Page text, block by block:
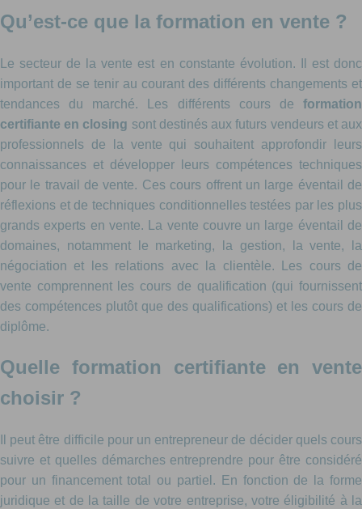
Qu’est-ce que la formation en vente ?
Le secteur de la vente est en constante évolution. Il est donc
important de se tenir au courant des différents changements et
tendances du marché. Les différents cours de formation
certifiante en closing sont destinés aux futurs vendeurs et aux
professionnels de la vente qui souhaitent approfondir leurs
connaissances et développer leurs compétences techniques
pour le travail de vente. Ces cours offrent un large éventail de
réflexions et de techniques conditionnelles testées par les plus
grands experts en vente. La vente couvre un large éventail de
domaines, notamment le marketing, la gestion, la vente, la
négociation et les relations avec la clientèle. Les cours de
vente comprennent les cours de qualification (qui fournissent
des compétences plutôt que des qualifications) et les cours de
diplôme.
Quelle formation certifiante en vente
choisir ?
Il peut être difficile pour un entrepreneur de décider quels cours
suivre et quelles démarches entreprendre pour être considéré
pour un financement total ou partiel. En fonction de la forme
juridique et de la taille de votre entreprise, votre éligibilité à la